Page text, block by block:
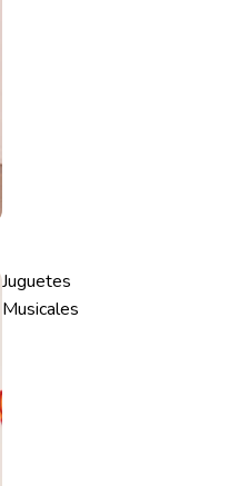
Juguetes
Musicales